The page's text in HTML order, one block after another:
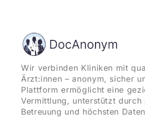
Wir verbinden Kliniken mit
Ärzt:innen – anonym, sicher
Plattform ermöglicht eine
Vermittlung, unterstützt durch
Betreuung und höchsten